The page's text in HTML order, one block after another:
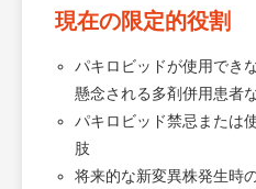
現在の限定的役割
パキロビッドが使用でき
懸念される多剤併用患者
パキロビッド禁忌または
肢
将来的な新変異株発生時